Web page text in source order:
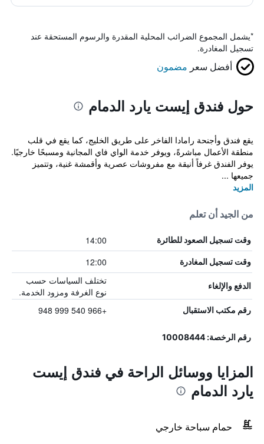
*يشمل المجموع الضرائب المحلية المقدرة والرسوم المستحقة عند
تسجيل المغادرة.
أفضل سعر مضمون
حول فندق إيست يارد الدمام
يقع فندق وأجنحة رامادا الفاخر على طريق الخليج، كما يقع في قلب
منطقة الأعمال مباشرةً، ويوفر خدمة الواي فاي المجانية ومسبحًا خارجيًا.
يوفر الفندق غرفاً أنيقة مع مفروشات عصرية وأقمشة غنية، وتتميز
جميعها ...
المزيد
من الجيد أن تعلم
وقت تسجيل الصعود للطائرة 14:00
وقت تسجيل المغادرة 12:00
الدفع والإلغاء
تختلف السياسات حسب
نوع الغرفة ومزود الخدمة.
رقم مكتب الاستقبال +966 540 999 948
رقم الرخصة: 10008444
المزايا ووسائل الراحة في فندق إيست
يارد الدمام
حمام سباحة خارجي